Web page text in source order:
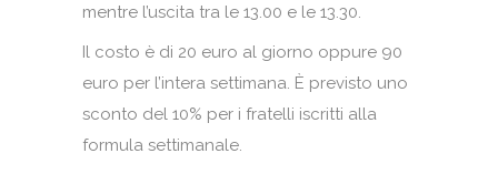
mentre l’uscita tra le 13.00 e le 13.30.
Il costo è di 20 euro al giorno oppure 90
euro per l’intera settimana. È previsto uno
sconto del 10% per i fratelli iscritti alla
formula settimanale.